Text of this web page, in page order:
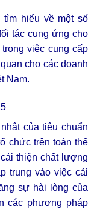
tìm hiểu về một số
tác cung ứng cho
việc cung cấp
cho các doanh
Nam.
của tiêu chuẩn
chức trên toàn thế
thiện chất lượng
trung vào việc cải
sự hài lòng của
các phương pháp